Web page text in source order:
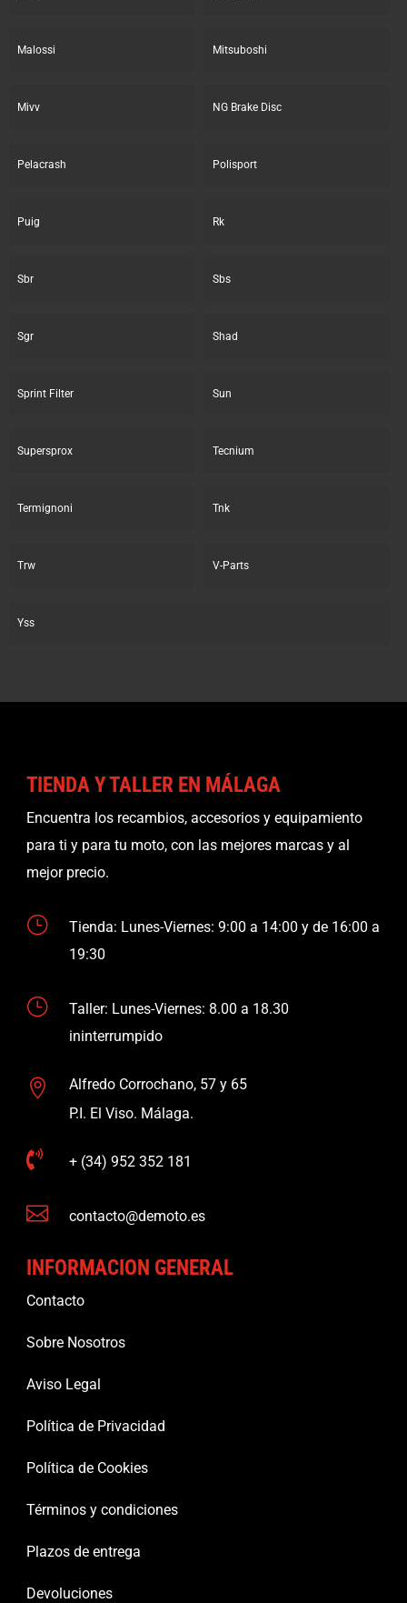
Malossi Mitsuboshi
Mivv NG Brake Disc
Pelacrash Polisport
Puig Rk
Sbr Sbs
Sgr Shad
Sprint Filter Sun
Supersprox Tecnium
Termignoni Tnk
Trw V-Parts
Yss
TIENDA Y TALLER EN MÁLAGA
Encuentra los recambios, accesorios y equipamiento
para ti y para tu moto, con las mejores marcas y al
mejor precio.
}
Tienda: Lunes-Viernes: 9:00 a 14:00 y de 16:00 a
19:30
}
Taller: Lunes-Viernes: 8.00 a 18.30
ininterrumpido

Alfredo Corrochano, 57 y 65
P.I. El Viso. Málaga.
 + (34) 952 352 181
 contacto@demoto.es
INFORMACION GENERAL
Contacto
Sobre Nosotros
Aviso Legal
Política de Privacidad
Política de Cookies
Términos y condiciones
Plazos de entrega
Devoluciones